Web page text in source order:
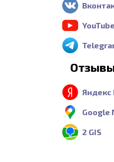
YouTube
Яндекс
Google
2 GIS